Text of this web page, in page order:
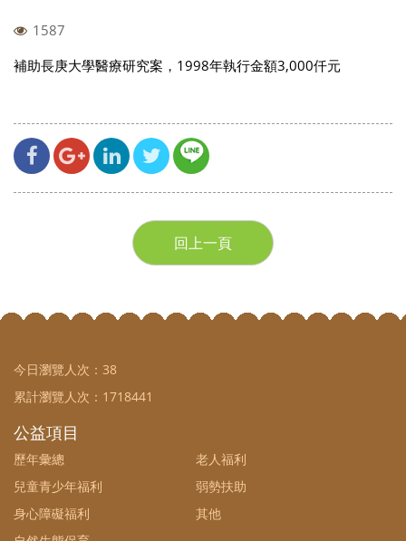
1587
補助長庚大學醫療研究案，1998年執行金額3,000仟元
回上一頁
今日瀏覽人次： 38
累計瀏覽人次： 1718441
公益項目
歷年彙總
老人福利
兒童青少年福利
弱勢扶助
身心障礙福利
其他